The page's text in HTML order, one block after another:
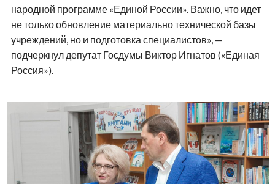
народной программе «Единой России». Важно, что идет
не только обновление материально технической базы
учреждений, но и подготовка специалистов», —
подчеркнул депутат Госдумы Виктор Игнатов («Единая
Россия»).